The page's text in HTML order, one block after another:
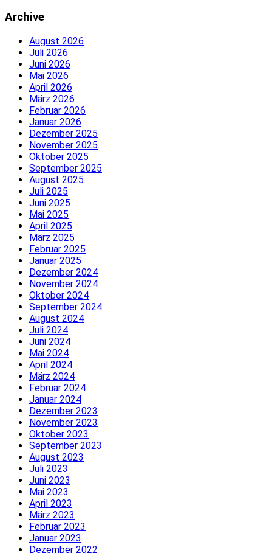
Archive
August 2026
Juli 2026
Juni 2026
Mai 2026
April 2026
März 2026
Februar 2026
Januar 2026
Dezember 2025
November 2025
Oktober 2025
September 2025
August 2025
Juli 2025
Juni 2025
Mai 2025
April 2025
März 2025
Februar 2025
Januar 2025
Dezember 2024
November 2024
Oktober 2024
September 2024
August 2024
Juli 2024
Juni 2024
Mai 2024
April 2024
März 2024
Februar 2024
Januar 2024
Dezember 2023
November 2023
Oktober 2023
September 2023
August 2023
Juli 2023
Juni 2023
Mai 2023
April 2023
März 2023
Februar 2023
Januar 2023
Dezember 2022